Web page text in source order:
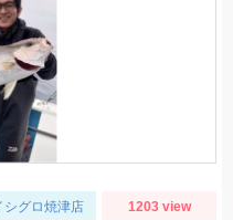
シグロ焼津店 1203 view